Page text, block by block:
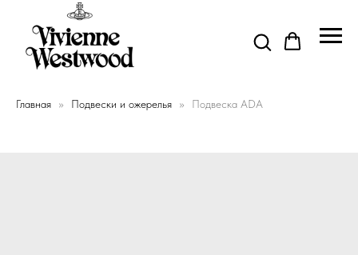
Главная Подвески и ожерелья Подвеска ADA